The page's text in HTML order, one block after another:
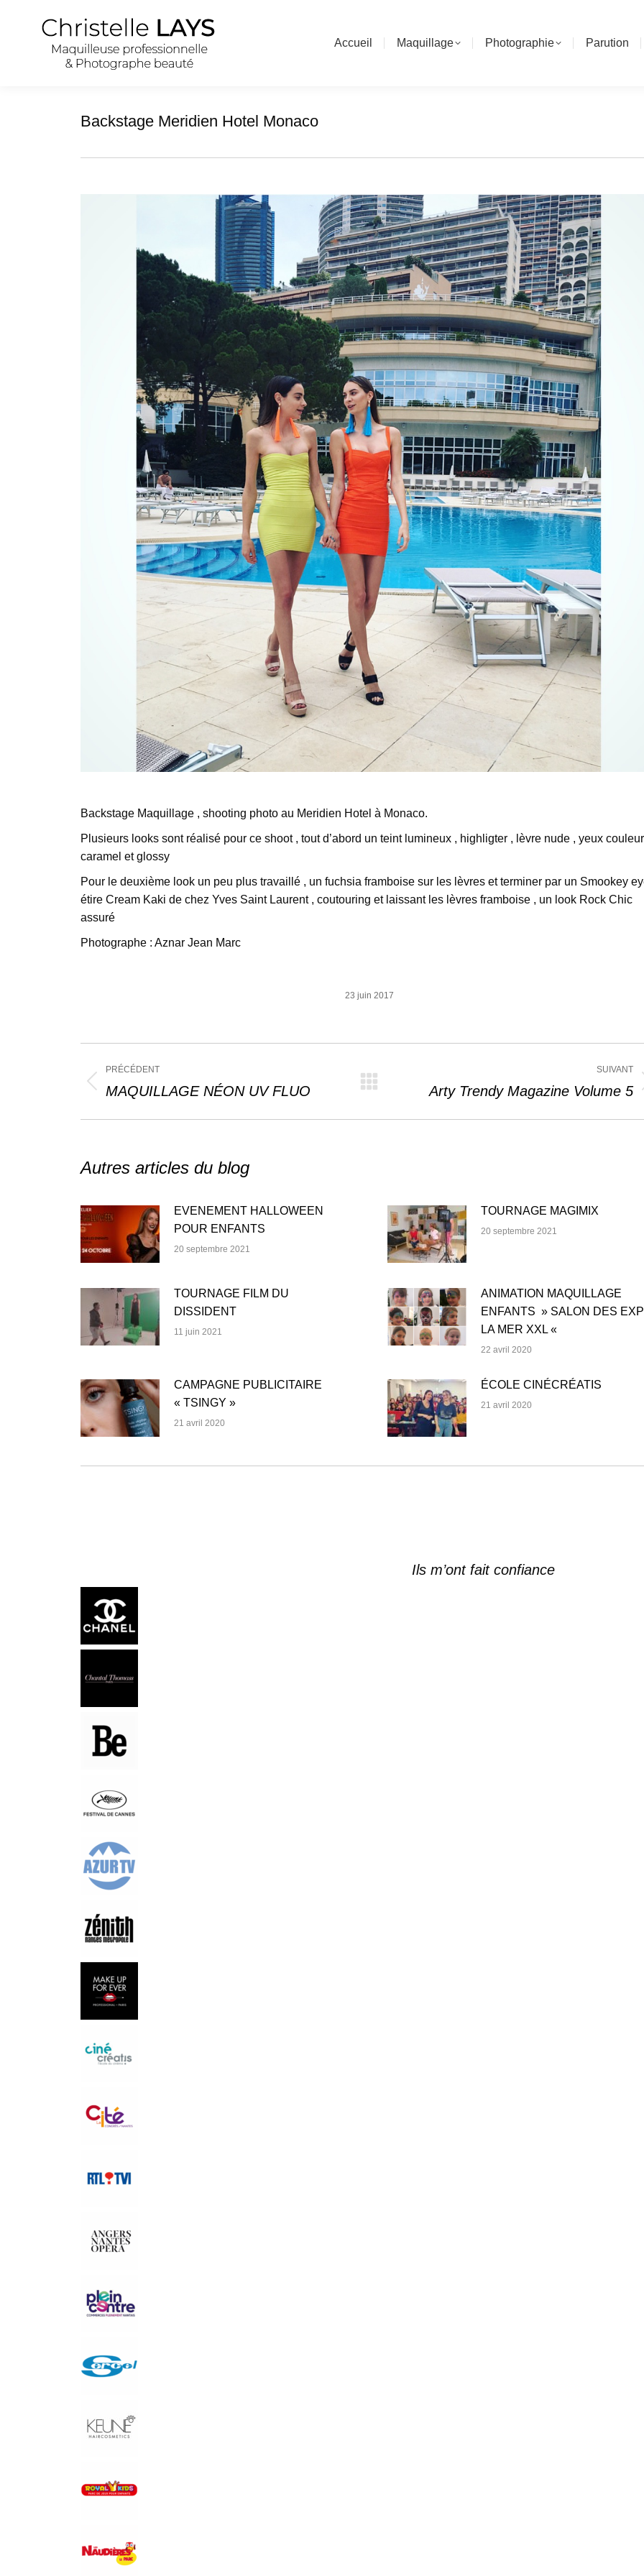
Accueil Maquillage Photographie Parution
Backstage Meridien Hotel Monaco
Backstage Maquillage , shooting photo au Meridien Hotel à Monaco.
Plusieurs looks sont réalisé pour ce shoot , tout d’abord un teint lumineux , highligter , lèvre nude , yeux couleur
caramel et glossy
Pour le deuxième look un peu plus travaillé , un fuchsia framboise sur les lèvres et terminer par un Smookey
étire Cream Kaki de chez Yves Saint Laurent , coutouring et laissant les lèvres framboise , un look Rock Chic
assuré
Photographe : Aznar Jean Marc
23 juin 2017
Navigation
article
PRÉCÉDENT
Article
MAQUILLAGE NÉON UV FLUO
SUIVANT
ArticleArty Trendy Magazine Volume 5
Autres articles du blog
EVENEMENT HALLOWEEN
POUR ENFANTS
20 septembre 2021
TOURNAGE MAGIMIX
20 septembre 2021
TOURNAGE FILM DU
DISSIDENT
11 juin 2021
ANIMATION MAQUILLAGE
ENFANTS » SALON DES
LA MER XXL «
22 avril 2020
CAMPAGNE PUBLICITAIRE
« TSINGY »
21 avril 2020
ÉCOLE CINÉCRÉATIS
21 avril 2020
Ils m’ont fait confiance